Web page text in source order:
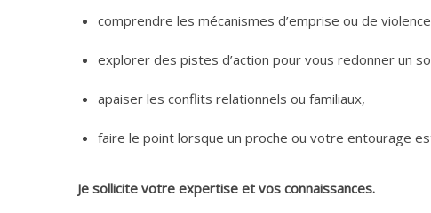
comprendre les mécanismes d’emprise ou de
explorer des pistes d’action pour vous redonner un
apaiser les conflits relationnels ou familiaux,
faire le point lorsque un proche ou votre entourage
Je sollicite votre expertise et vos connaissances.